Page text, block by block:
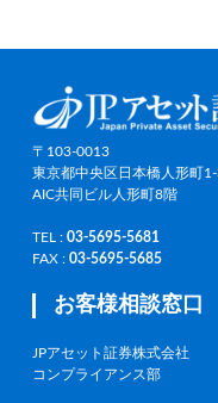
〒103-0013
東京都中央区日本橋人形町
AIC共同ビル人形町8階
TEL : 03-5695-5681
FAX : 03-5695-5685
お客様相談窓口
JPアセット証券株式会社
コンプライアンス部